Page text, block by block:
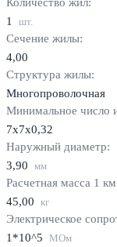
1
шт.
Сечение жилы:
4,00
Структура жилы:
Многопроволочная
Минимальное число
7х7х0,32
Наружный диаметр:
3,90 мм
Расчетная масса 1
45,00 кг
Электрическое
1*10^5 МОм